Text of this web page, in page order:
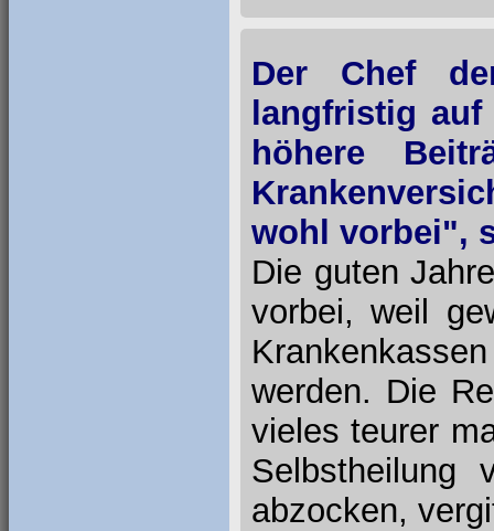
Der Chef
langfristig auf
höhere
wohl vorbei",
Die guten
vorbei, weil
werden. Die
vieles teurer
Selbstheilung
abzocken,